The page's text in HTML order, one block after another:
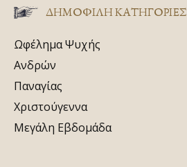
ΔΗΜΟΦΙΛΗ ΚΑΤΗΓΟΡΙΕΣ
Ωφέλημα Ψυχής
Ανδρών
Παναγίας
Χριστούγεννα
Μεγάλη Εβδομάδα